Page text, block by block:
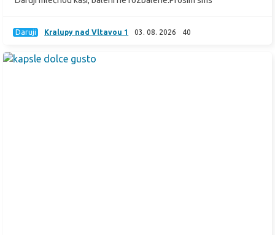
Daruji Kralupy nad Vltavou 1 03. 08. 2026 40